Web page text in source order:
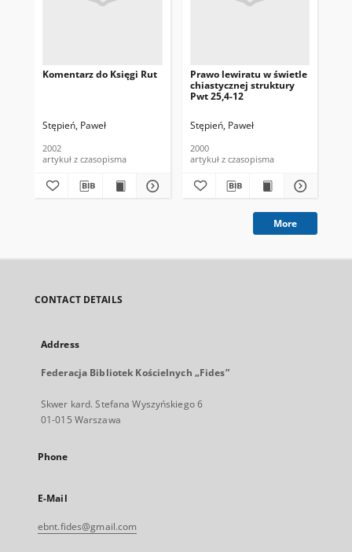
Komentarz do Księgi Rut
Stępień, Paweł
2002
artykuł z czasopisma
Prawo lewiratu w świetle
chiastycznej struktury
Pwt 25,4-12
Stępień, Paweł
2000
artykuł z czasopisma
More
CONTACT DETAILS
Address
Federacja Bibliotek Kościelnych „Fides”
Skwer kard. Stefana Wyszyńskiego 6
01-015 Warszawa
Phone
E-Mail
ebnt.fides@gmail.com